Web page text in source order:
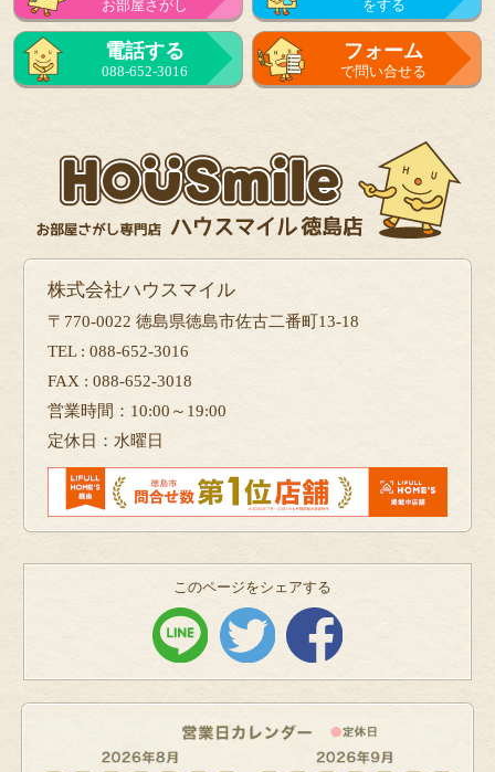
お部屋さがし をする
電話する
088-652-3016
フォーム
で問い合せる
株式会社ハウスマイル
〒770-0022 徳島県徳島市佐古二番町13-18
TEL : 088-652-3016
FAX : 088-652-3018
営業時間：10:00～19:00
定休日：水曜日
このページをシェアする